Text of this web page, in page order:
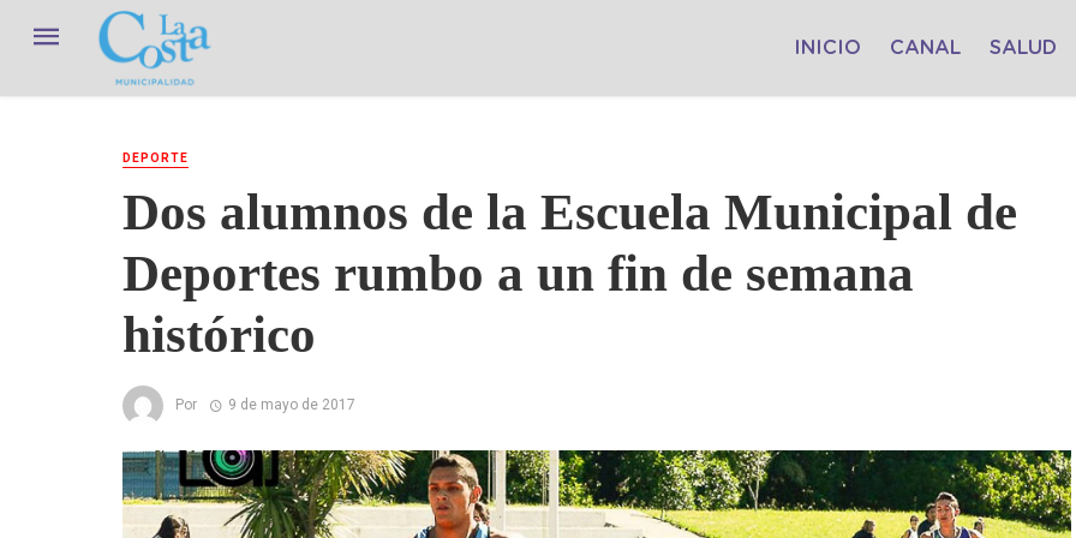
INICIO CANAL SALUD
DEPORTE
Dos alumnos de la Escuela Municipal de
Deportes rumbo a un fin de semana
histórico
Por 9 de mayo de 2017